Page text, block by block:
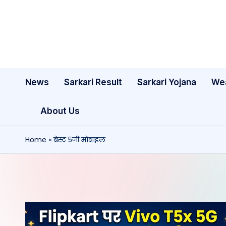
News Sarkari Result Sarkari Yojana
About Us
Home »बेस्ट 5जी मोबाइल